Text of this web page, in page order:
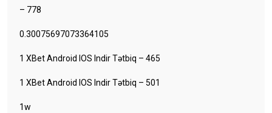
– 778
0.30075697073364105
1 XBet Android IOS Indir Tətbiq – 465
1 XBet Android IOS Indir Tətbiq – 501
1w